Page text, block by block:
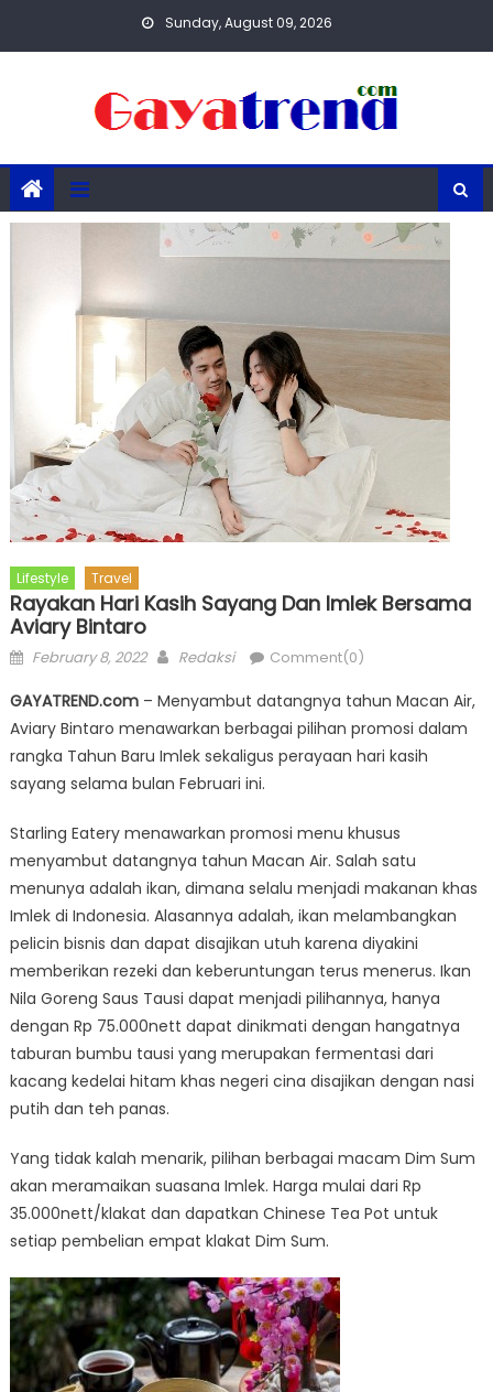
Sunday, August 09, 2026
Lifestyle Travel
Rayakan Hari Kasih Sayang Dan Imlek Bersama
Aviary Bintaro
Posted
February 8, 2022 Author
Redaksi Comment(0)
GAYATREND.com– Menyambut datangnya tahun Macan Air,
Aviary Bintaro menawarkan berbagai pilihan promosi dalam
rangka Tahun Baru Imlek sekaligus perayaan hari kasih
sayang selama bulan Februari ini.
Starling Eatery menawarkan promosi menu khusus
menyambut datangnya tahun Macan Air. Salah satu
menunya adalah ikan, dimana selalu menjadi makanan khas
Imlek di Indonesia. Alasannya adalah, ikan melambangkan
pelicin bisnis dan dapat disajikan utuh karena diyakini
memberikan rezeki dan keberuntungan terus menerus. Ikan
Nila Goreng Saus Tausi dapat menjadi pilihannya, hanya
dengan Rp 75.000nett dapat dinikmati dengan hangatnya
taburan bumbu tausi yang merupakan fermentasi dari
kacang kedelai hitam khas negeri cina disajikan dengan nasi
putih dan teh panas.
Yang tidak kalah menarik, pilihan berbagai macam Dim Sum
akan meramaikan suasana Imlek. Harga mulai dari Rp
35.000nett/klakat dan dapatkan Chinese Tea Pot untuk
setiap pembelian empat klakat Dim Sum.